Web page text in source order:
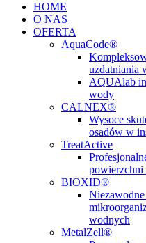
HOME
O NAS
OFERTA
AquaCode®
uzdatniania
AQUAlab
wody
CALNEX®
Wysoce
osadów w
TreatActive
powierzchni
BIOXID®
wodnych
MetalZell®